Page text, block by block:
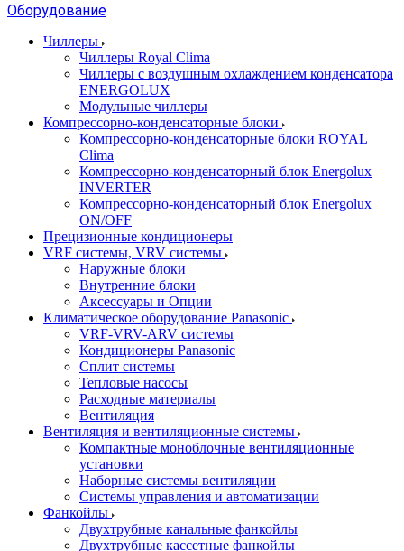
Оборудование
Чиллеры
Чиллеры Royal Clima
Чиллеры с воздушным охлаждением конденсатора
ENERGOLUX
Модульные чиллеры
Компрессорно-конденсаторные блоки
Компрессорно-конденсаторные блоки ROYAL
Clima
Компрессорно-конденсаторный блок Energolux
INVERTER
Компрессорно-конденсаторный блок Energolux
ON/OFF
Прецизионные кондиционеры
VRF системы, VRV системы
Наружные блоки
Внутренние блоки
Аксессуары и Опции
Климатическое оборудование Panasonic
VRF-VRV-ARV системы
Кондиционеры Panasonic
Сплит системы
Тепловые насосы
Расходные материалы
Вентиляция
Вентиляция и вентиляционные системы
Компактные моноблочные вентиляционные
установки
Наборные системы вентиляции
Системы управления и автоматизации
Фанкойлы
Двухтрубные канальные фанкойлы
Двухтрубные кассетные фанкойлы